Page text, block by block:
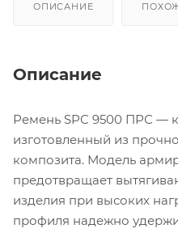
ОПИСАНИЕ
Описание
Ремень SPC 9500 ПРС —
изготовленный из
композита. Модель
предотвращает
изделия при высоких
профиля надежно